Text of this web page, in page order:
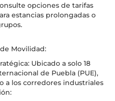
opciones de tarifas
estancias prolongadas o
Movilidad:
Ubicado a solo 18
de Puebla (PUE),
a los corredores industriales